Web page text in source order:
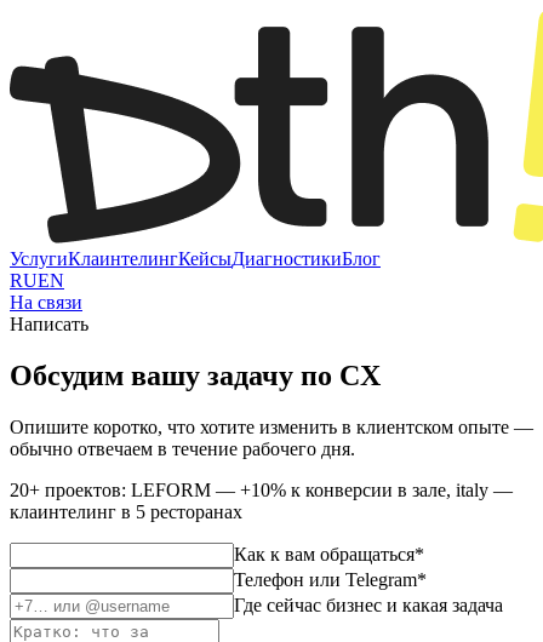
УслугиКлаинтелингКейсыДиагностикиБлог
RUEN
На связи
Написать
Обсудим вашу задачу по CX
Опишите коротко, что хотите изменить в клиентском опыте —
обычно отвечаем в течение рабочего дня.
20+ проектов: LEFORM — +10% к конверсии в зале, italy —
клаинтелинг в 5 ресторанах
Как к вам обращаться*
Телефон или Telegram*
Где сейчас бизнес и какая задача